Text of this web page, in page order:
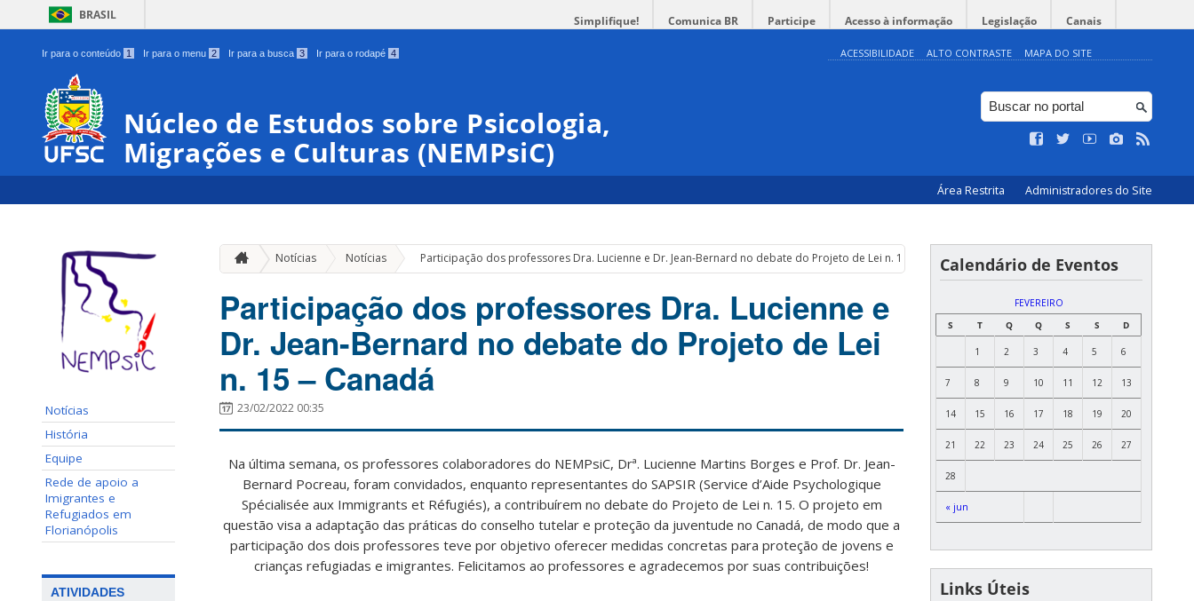
BRASIL Simplifique! Comunica BR Participe Acesso à informação Legislação Canais
Ir para o conteúdo 1 Ir para o menu 2 Ir para a busca 3 Ir para o rodapé 4 ACESSIBILIDADE ALTO CONTRASTE MAPA DO SITE
Núcleo de Estudos sobre Psicologia,
Migrações e Culturas (NEMPsiC)
Área Restrita Administradores do Site
Notícias
História
Equipe
Rede de apoio a
Imigrantes e
Refugiados em
Florianópolis
ATIVIDADES
Notícias Notícias » Participação dos professores Dra. Lucienne e Dr. Jean-Bernard no debate do Projeto de Lei n. 15 – Canadá
Participação dos professores Dra. Lucienne e
Dr. Jean-Bernard no debate do Projeto de Lei
n. 15 – Canadá
23/02/2022 00:35
Na última semana, os professores colaboradores do NEMPsiC, Drª. Lucienne Martins Borges e Prof. Dr. Jean-
Bernard Pocreau, foram convidados, enquanto representantes do SAPSIR (Service d’Aide Psychologique
Spécialisée aux Immigrants et Réfugiés), a contribuírem no debate do Projeto de Lei n. 15. O projeto em
questão visa a adaptação das práticas do conselho tutelar e proteção da juventude no Canadá, de modo que a
participação dos dois professores teve por objetivo oferecer medidas concretas para proteção de jovens e
crianças refugiadas e imigrantes. Felicitamos ao professores e agradecemos por suas contribuições!
Calendário de Eventos
FEVEREIRO
S
T Q Q S S D
« jun
1 2 3 4 5 6
7 8 9 10 11 12 13
14 15 16 17 18 19 20
21 22 23 24 25 26 27
28
Links Úteis